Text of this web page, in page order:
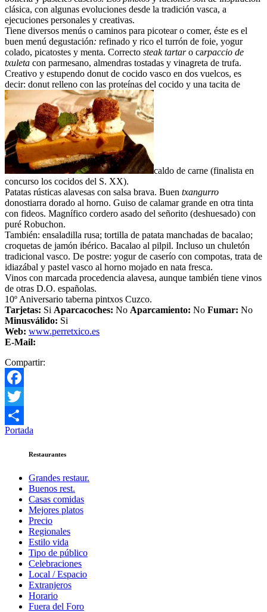
clásica, con algunas evoluciones desde la tradición vasca, a
ejecuciones personales y creativas.
Tiene diversos menús o caminos para picotear o comer, éste es el
buen menú degustación: refinado y rico el turrón de foie, yogur
colado, picatostes y menta. Correcto steak tartaro carpaccio de
txuleta con parmesano, almendras tostadas y vinagreta de trufa.
Creativo y estupendo donut de cocido vasco en dos vuelcos, es
decir: donut relleno con las proteínas del cocido y una tacita de
caldo de carne (finalista en
concurso los cocidos del S. XX).
Patatas rústicas alavesas con salsa brava. Buen txangurro
donostiarra dorado al horno. Guiso de calamar grande en otra tinta
con fideos. Magnífico cordero asado del señorito (deshuesado) con
puré Robuchon.
También: ensaladilla rusa; tortilla de patata manchadas de bacalao;
croquetas de jamón ibérico. Bacalao al pilpil. Incluso un chuletón
tradicional vasco. De postre: yogur de caserío con compotas, trata de
idiazábal y pastel vasco al horno mojado en nata fresca.
Vinos con marcada procedencia alavesa, aunque también tiene vinos
de otras D.O. españolas.
10º Aniversario taberna pintxos Cuzco.
Tarjetas: Si Aparcacoches: No Aparcamiento: No Fumar: No
Minusválido: Si
Web: www.perretxico.es
E-Mail:
Compartir:
Facebook
Twitter
Compartir
Portada
Restaurantes
Grandes restaur.
Buenos rest.
Casas comidas
Mejores platos
Precio
Regionales
Estilo vida
Tipo de público
Celebraciones
Local / Espacio
Extranjeros
Horario
Fuera del Foro